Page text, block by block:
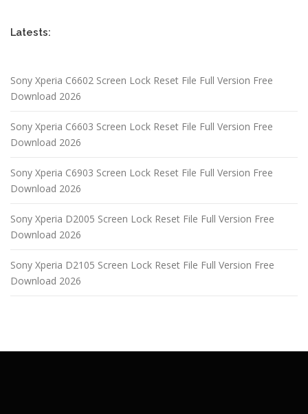
Latests:
Sony Xperia C6602 Screen Lock Reset File Full Version Free
Download 2026
Sony Xperia C6603 Screen Lock Reset File Full Version Free
Download 2026
Sony Xperia C6903 Screen Lock Reset File Full Version Free
Download 2026
Sony Xperia D2005 Screen Lock Reset File Full Version Free
Download 2026
Sony Xperia D2105 Screen Lock Reset File Full Version Free
Download 2026